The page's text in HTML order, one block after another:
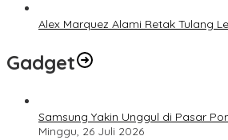
Alex Marquez Alami Retak Tulang
Gadget
Samsung Yakin Unggul di Pasar
Minggu, 26 Juli 2026